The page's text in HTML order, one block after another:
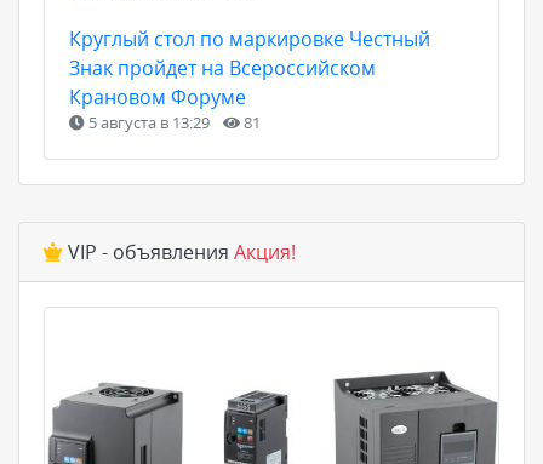
Круглый стол по маркировке Честный
Знак пройдет на Всероссийском
Крановом Форуме
5 августа в 13:29 81
VIP - объявления Акция!